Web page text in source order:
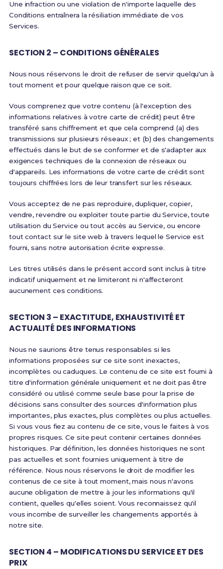
Une infraction ou une violation de n'importe laquelle des
Conditions entraînera la résiliation immédiate de vos
Services.
SECTION 2 – CONDITIONS GÉNÉRALES
Nous nous réservons le droit de refuser de servir quelqu'un à
tout moment et pour quelque raison que ce soit.
Vous comprenez que votre contenu (à l'exception des
informations relatives à votre carte de crédit) peut être
transféré sans chiffrement et que cela comprend (a) des
transmissions sur plusieurs réseaux ; et (b) des changements
effectués dans le but de se conformer et de s'adapter aux
exigences techniques de la connexion de réseaux ou
d'appareils. Les informations de votre carte de crédit sont
toujours chiffrées lors de leur transfert sur les réseaux.
Vous acceptez de ne pas reproduire, dupliquer, copier,
vendre, revendre ou exploiter toute partie du Service, toute
utilisation du Service ou tout accès au Service, ou encore
tout contact sur le site web à travers lequel le Service est
fourni, sans notre autorisation écrite expresse.
Les titres utilisés dans le présent accord sont inclus à titre
indicatif uniquement et ne limiteront ni n'affecteront
aucunement ces conditions.
SECTION 3 – EXACTITUDE, EXHAUSTIVITÉ ET
ACTUALITÉ DES INFORMATIONS
Nous ne saurions être tenus responsables si les
informations proposées sur ce site sont inexactes,
incomplètes ou caduques. Le contenu de ce site est fourni à
titre d'information générale uniquement et ne doit pas être
considéré ou utilisé comme seule base pour la prise de
décisions sans consulter des sources d'information plus
importantes, plus exactes, plus complètes ou plus actuelles.
Si vous vous fiez au contenu de ce site, vous le faites à vos
propres risques. Ce site peut contenir certaines données
historiques. Par définition, les données historiques ne sont
pas actuelles et sont fournies uniquement à titre de
référence. Nous nous réservons le droit de modifier les
contenus de ce site à tout moment, mais nous n'avons
aucune obligation de mettre à jour les informations qu'il
contient, quelles qu'elles soient. Vous reconnaissez qu'il
vous incombe de surveiller les changements apportés à
notre site.
SECTION 4 – MODIFICATIONS DU SERVICE ET DES
PRIX